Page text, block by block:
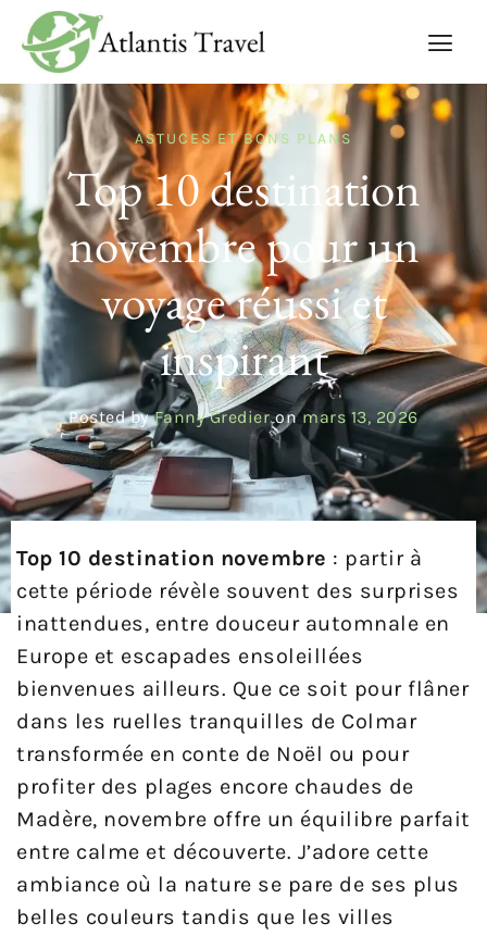
ASTUCES ET BONS PLANS
Top 10 destination
novembre pour un
voyage réussi et
inspirant
Posted by Fanny Gredier on mars 13, 2026
Top 10 destination novembre : partir à
cette période révèle souvent des surprises
inattendues, entre douceur automnale en
Europe et escapades ensoleillées
bienvenues ailleurs. Que ce soit pour flâner
dans les ruelles tranquilles de Colmar
transformée en conte de Noël ou pour
profiter des plages encore chaudes de
Madère, novembre offre un équilibre parfait
entre calme et découverte. J’adore cette
ambiance où la nature se pare de ses plus
belles couleurs tandis que les villes